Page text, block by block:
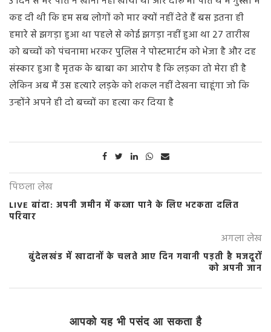
कह दी थी कि हम सब लोगों को मार क्यों नहीं देते हैं बस इतना ही
हमारे से झगड़ा हुआ था पहले से कोई झगड़ा नहीं हुआ था 27 तारीख
को बच्चों को पंचनामा भरकर पुलिस ने पोस्टमार्टम को भेजा है और दह
संस्कार हुआ है मृतक के बाबा का आरोप है कि लड़का तो मेरा ही है
लेकिन अब मैं उस हत्यारे लड़के को शकल नहीं देखना चाहूंगा जो कि
उन्होंने अपने ही दो बच्चों का हत्या कर दिया है
पिछला लेख
LIVE बांदा: अपनी जमीन में कब्जा पाने के लिए भटकता दलित
परिवार
अगला लेख
बुंदेलखंड में खादानों के चलते आए दिन गवानी पड़ती है मजदूरों
को अपनी जान
आपको यह भी पसंद आ सकता है